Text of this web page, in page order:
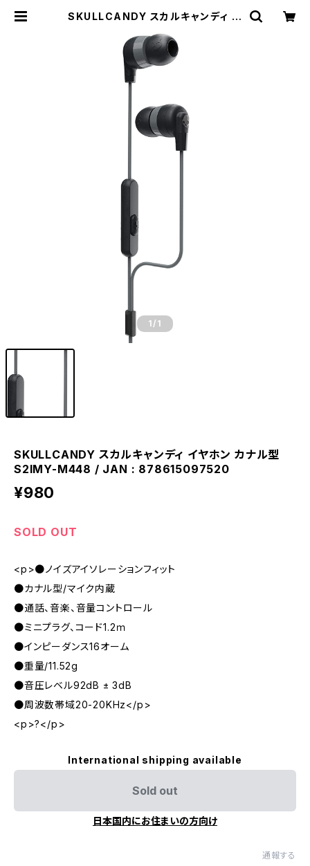
SKULLCANDY スカルキャンディ イ
AN : 878615097520 | KNGマー
ケット
1 /1
SKULLCANDY スカルキャンディ イヤホン カナル型
S2IMY-M448 / JAN : 878615097520
¥980
SOLD OUT
<p>●ノイズアイソレーションフィット
●カナル型/マイク内蔵
●通話、音楽、音量コントロール
●ミニプラグ、コード1.2ｍ
●インピーダンス16オーム
●重量/11.52g
●音圧レベル92dB ± 3dB
●周波数帯域20-20KHz</p>
<p>?</p>
International shipping available
Sold out
日本国内にお住まいの方向け
通報する